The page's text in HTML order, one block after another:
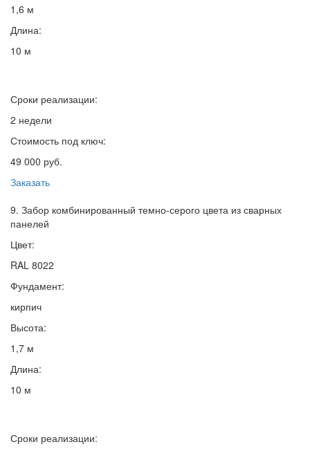
1,6 м
Длина:
10 м
Сроки реализации:
2 недели
Стоимость под ключ:
49 000 руб.
Заказать
9. Забор комбинированный темно-серого цвета из сварных
панелей
Цвет:
RAL 8022
Фундамент:
кирпич
Высота:
1,7 м
Длина:
10 м
Сроки реализации: